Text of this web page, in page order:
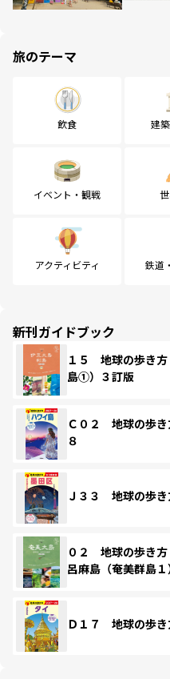
旅のテーマ
飲食 建
イベント・観戦
アクティビティ 鉄道
新刊ガイドブック
１５ 地球の歩き
島①）３訂版
Ｃ０２ 地球の歩
８
Ｊ３３ 地球の歩
０２ 地球の歩き
呂麻島（奄美群島
Ｄ１７ 地球の歩